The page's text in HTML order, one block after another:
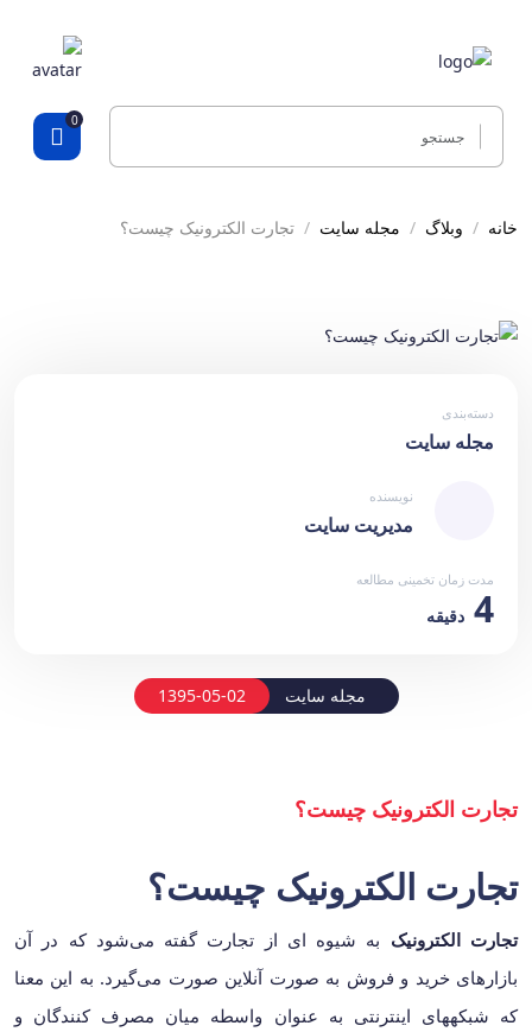
0
خانه وبلاگ مجله سایت تجارت الکترونیک چیست؟
مجله سایت
دسته‌بندی
مجله سایت
نویسنده
مدیریت سایت
مدت زمان تخمینی مطالعه
4 دقیقه
1395-05-02
تجارت الکترونیک چیست؟
تجارت الکترونیک چیست؟
تجارت الکترونیک به شیوه ای از تجارت گفته می‌شود که در آن
بازارهای خرید و فروش به صورت آنلاین صورت می‌گیرد. به این معنا
که شبکه‎های اینترنتی به عنوان واسطه میان مصرف کنندگان و